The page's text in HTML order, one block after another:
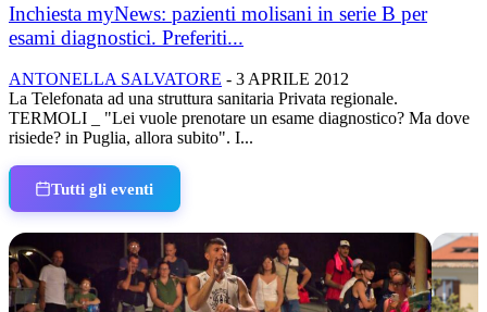
Inchiesta myNews: pazienti molisani in serie B per
esami diagnostici. Preferiti...
ANTONELLA SALVATORE - 3 APRILE 2012
La Telefonata ad una struttura sanitaria Privata regionale.
TERMOLI _ "Lei vuole prenotare un esame diagnostico? Ma dove
risiede? in Puglia, allora subito". I...
Tutti gli eventi